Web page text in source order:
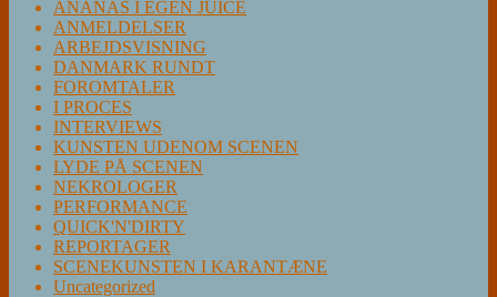
ANANAS I EGEN JUICE
ANMELDELSER
ARBEJDSVISNING
DANMARK RUNDT
FOROMTALER
I PROCES
INTERVIEWS
KUNSTEN UDENOM SCENEN
LYDE PÅ SCENEN
NEKROLOGER
PERFORMANCE
QUICK'N'DIRTY
REPORTAGER
SCENEKUNSTEN I KARANTÆNE
Uncategorized